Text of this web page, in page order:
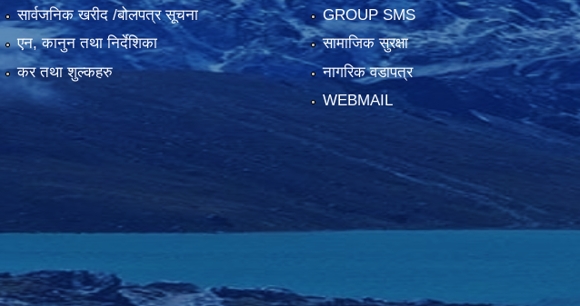
सार्वजनिक खरीद /बोलपत्र सूचना
एन, कानुन तथा निर्देशिका
कर तथा शुल्कहरु
GROUP SMS
सामाजिक सुरक्षा
नागरिक वडापत्र
WEBMAIL